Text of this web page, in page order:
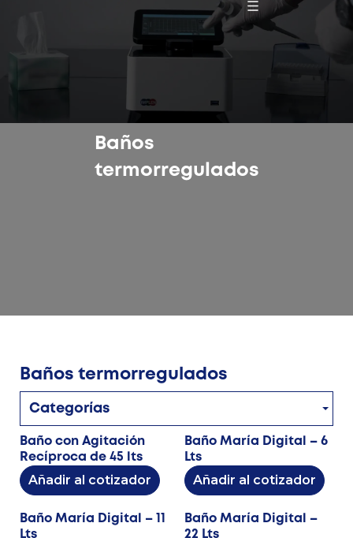
Baños
termorregulados
Baños termorregulados
Categorías
Baño con Agitación
Recíproca de 45 lts
Añadir al cotizador
Baño María Digital – 6
Lts
Añadir al cotizador
Baño María Digital – 11
Lts
Baño María Digital –
22 Lts